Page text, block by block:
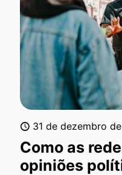
31 de dezembro
Como as
opiniões